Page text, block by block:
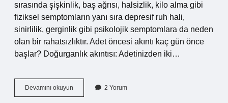
sırasında şişkinlik, baş ağrısı, halsizlik, kilo alma gibi
fiziksel semptomların yanı sıra depresif ruh hali,
sinirlilik, gerginlik gibi psikolojik semptomlara da neden
olan bir rahatsızlıktır. Adet öncesi akıntı kaç gün önce
başlar? Doğurganlık akıntısı: Adetinizden iki…
Devamını okuyun
Olacağın
2 Yorum